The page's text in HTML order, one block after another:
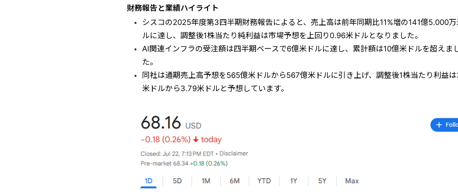
財務報告と業績ハイライト
シスコの2025年度第3四半期財務報告によると、売上高は前年同期比11%増の141億5.000万
ルに達し、調整後1株当たり純利益は市場予想を上回り0.96米ドルとなりました。
AI関連インフラの受注額は四半期ベースで6億米ドルに達し、累計額は10億米ドルを超えま
た。
同社は通期売上高予想を565億米ドルから567億米ドルに引き上げ、調整後1株当たり利益
米ドルから3.79米ドルと予想しています。